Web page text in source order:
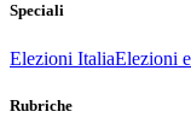
Speciali
Elezioni ItaliaElezioni
Rubriche